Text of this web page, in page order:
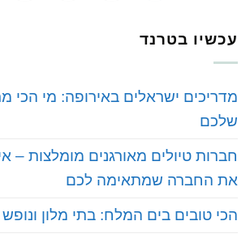
עכשיו בטרנד
מדריכים ישראלים באירופה: מי הכי
שלכם
חברות טיולים מאורגנים מומלצות –
את החברה שמתאימה לכם
הכי טובים בים המלח: בתי מלון ונופש –